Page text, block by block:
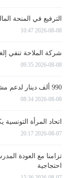
الترفيع في المنحة
2026-08-08 10:47
شركة الملاحة تنفي
2026-08-08 09:35
990 ألف دينار لدعم مشاريع ببلدية قرقنة
2026-08-08 08:34
اتحاد المرأة
2026-08-07 20:17
تزامنا مع العودة
احتجاجية